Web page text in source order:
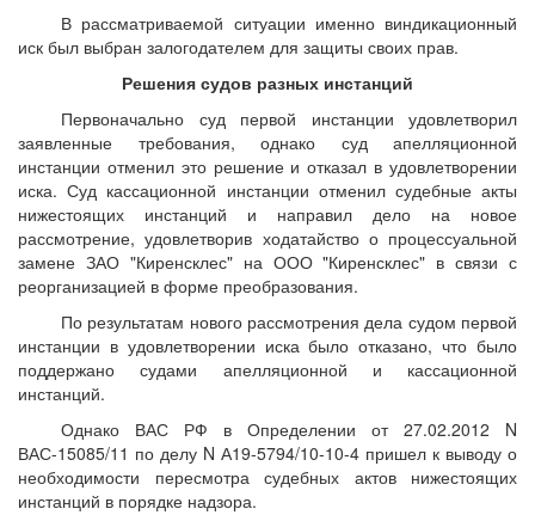
В рассматриваемой ситуации именно виндикационный
иск был выбран залогодателем для защиты своих прав.
Решения судов разных инстанций
Первоначально суд первой инстанции удовлетворил
заявленные требования, однако суд апелляционной
инстанции отменил это решение и отказал в удовлетворении
иска. Суд кассационной инстанции отменил судебные акты
нижестоящих инстанций и направил дело на новое
рассмотрение, удовлетворив ходатайство о процессуальной
замене ЗАО "Киренсклес" на ООО "Киренсклес" в связи с
реорганизацией в форме преобразования.
По результатам нового рассмотрения дела судом первой
инстанции в удовлетворении иска было отказано, что было
поддержано судами апелляционной и кассационной
инстанций.
Однако ВАС РФ в Определении от 27.02.2012 N
ВАС-15085/11 по делу N А19-5794/10-10-4 пришел к выводу о
необходимости пересмотра судебных актов нижестоящих
инстанций в порядке надзора.